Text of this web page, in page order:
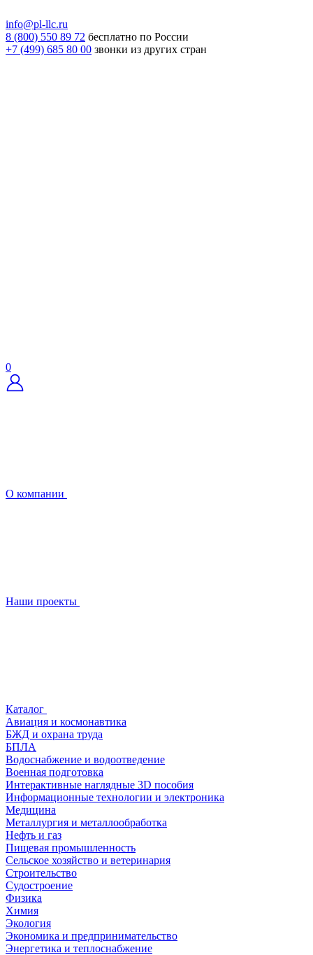
info@pl-llc.ru
8 (800) 550 89 72 бесплатно по России
+7 (499) 685 80 00 звонки из других стран
0
О компании
Наши проекты
Каталог
Авиация и космонавтика
БЖД и охрана труда
БПЛА
Водоснабжение и водоотведение
Военная подготовка
Интерактивные наглядные 3D пособия
Информационные технологии и электроника
Медицина
Металлургия и металлообработка
Нефть и газ
Пищевая промышленность
Сельское хозяйство и ветеринария
Строительство
Судостроение
Физика
Химия
Экология
Экономика и предпринимательство
Энергетика и теплоснабжение